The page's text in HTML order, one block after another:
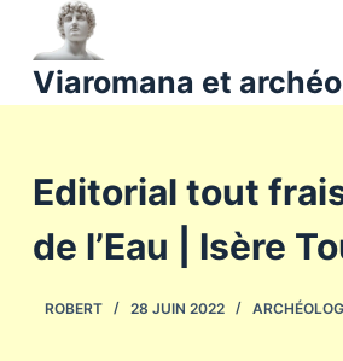
a
u
Viaromana et
Editorial tout
de l’Eau | Isère
ROBERT 28 JUIN 2022